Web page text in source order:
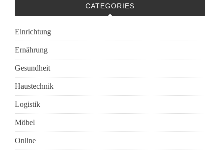
CATEGORIES
Einrichtung
Ernährung
Gesundheit
Haustechnik
Logistik
Möbel
Online